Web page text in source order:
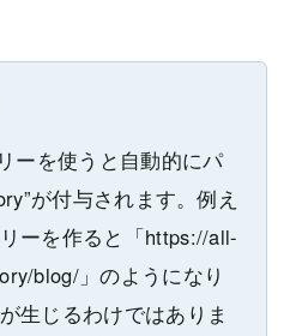
ーを使うと自動的にパ
が付与されます。例え
ーを作ると「https://all-
blog/」のようになり
生じるわけではありま